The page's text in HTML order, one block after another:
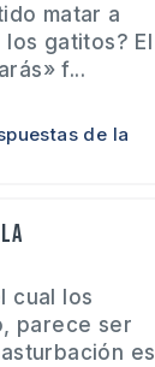
matar a
gatitos? El
f...
de la
la
cual los
parece ser
es